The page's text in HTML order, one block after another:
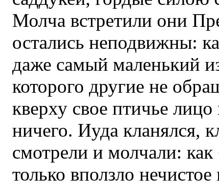
Молча встретили они
остались неподвижны:
даже самый маленький
которого другие не
кверху свое птичье
ничего. Иуда кланялся,
смотрели и молчали:
только вползло